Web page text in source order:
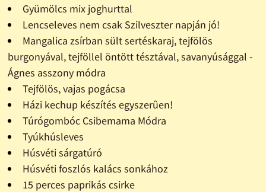
Gyümölcs mix joghurttal
Lencseleves nem csak Szilveszter napján jó!
Mangalica zsírban sült sertéskaraj, tejfölös
burgonyával, tejföllel öntött tésztával, savanyúsággal -
Ágnes asszony módra
Tejfölös, vajas pogácsa
Házi kechup készítés egyszerûen!
Túrógombóc Csibemama Módra
Tyúkhúsleves
Húsvéti sárgatúró
Húsvéti foszlós kalács sonkához
15 perces paprikás csirke